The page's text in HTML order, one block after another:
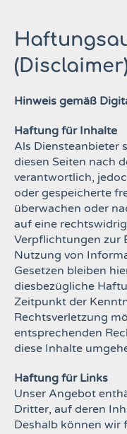
Hinweis gemäß
Haftung für Inhalte
Als Diensteanbieter
diesen Seiten nach
verantwortlich,
oder gespeicherte
überwachen oder
auf eine
Verpflichtungen zur
Nutzung von
Gesetzen bleiben
diesbezügliche
Zeitpunkt der
Rechtsverletzung
entsprechenden
diese Inhalte
Haftung für Links
Unser Angebot
Dritter, auf deren
Deshalb können wir